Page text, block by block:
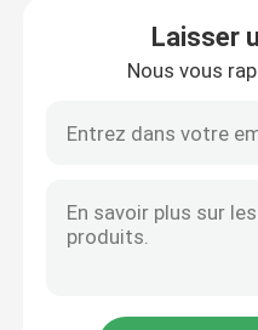
pièces de rechange de
Laisser
Nous vous